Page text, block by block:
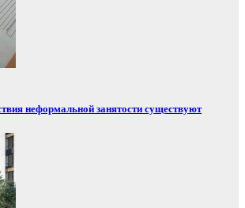
неформальной занятости существуют